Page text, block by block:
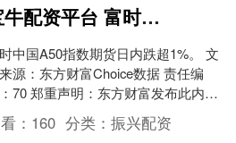
宝牛配资平台 富时中国A50指数期货日内跌超1%
中国A50指数期货日内跌超1%。 文
源：东方财富Choice数据 责任编
70 郑重声明：东方财富发布此内容
在传播更多信息，与本站立场无关，
成投....
： 160 分类：振兴配资